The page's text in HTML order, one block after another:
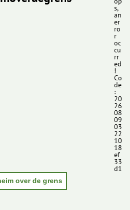
s,
an
er
ro
r
oc
cu
rr
ed
!
Co
de
:
20
26
08
09
03
22
10
18
ef
33
d1
over de grens